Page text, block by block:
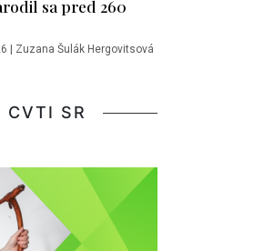
sa pred 260
| Zuzana Šulák Hergovitsová
CVTI SR